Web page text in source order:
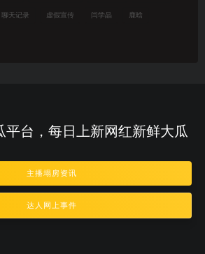
聊天记录 虚假宣传 闫学晶 鹿晗
平台，每日上新网红新鲜大瓜
主播塌房资讯
达人网上事件